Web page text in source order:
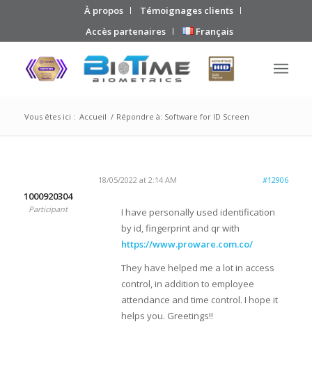
À propos
Témoignages clients
Accès partenaires
Français
Vous êtes ici : Accueil / Répondre à: Software for ID Screen
18/05/2022 at 2:14 AM #12906
1000920304
Participant
I have personally used identification
by id, fingerprint and qr with
https://www.proware.com.co/
They have helped me a lot in access
control, in addition to employee
attendance and time control. I hope it
helps you. Greetings!!